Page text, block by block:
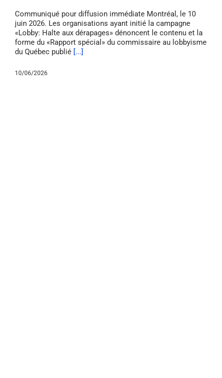
Communiqué pour diffusion immédiate Montréal, le 10
juin 2026. Les organisations ayant initié la campagne
«Lobby: Halte aux dérapages» dénoncent le contenu et la
forme du «Rapport spécial» du commissaire au lobbyisme
du Québec publié [...]
10/06/2026